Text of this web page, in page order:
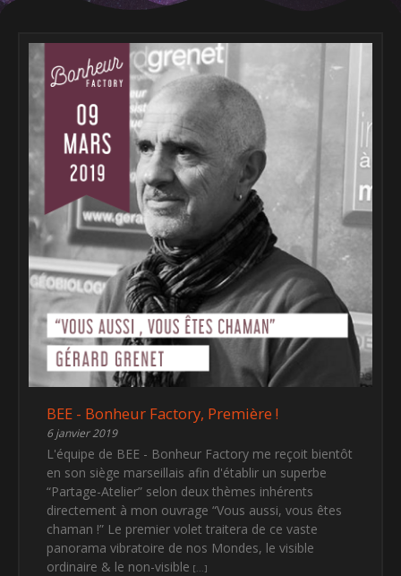
BEE - Bonheur Factory, Première !
6 janvier 2019
L'équipe de BEE - Bonheur Factory me reçoit bientôt
en son siège marseillais afin d'établir un superbe
“Partage-Atelier” selon deux thèmes inhérents
directement à mon ouvrage “Vous aussi, vous êtes
chaman !” Le premier volet traitera de ce vaste
panorama vibratoire de nos Mondes, le visible
ordinaire & le non-visible